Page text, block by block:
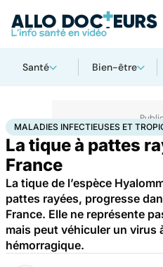
Santé Bien-être
AccueilSantéMaladiesMaladies
MALADIES INFECTIEUSES ET
La tique à pattes
France
La tique de l’espèce
pattes rayées, progresse
France. Elle ne représente
mais peut véhiculer un virus
hémorragique.